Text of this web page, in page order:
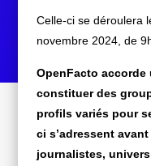
Celle-ci se déroulera
novembre 2024, de
OpenFacto accorde
constituer des
profils variés pour
ci s’adressent
journalistes,